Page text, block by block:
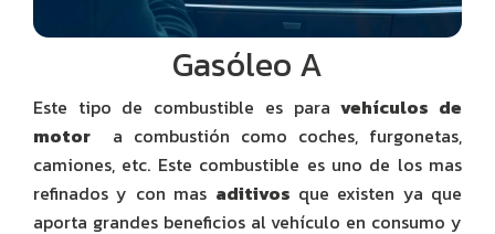
Gasóleo A
Este tipo de combustible es paravehículos de
motor a combustión como coches, furgonetas,
camiones, etc. Este combustible es uno de los mas
refinados y con mas aditivos que existen ya que
aporta grandes beneficios al vehículo en consumo y